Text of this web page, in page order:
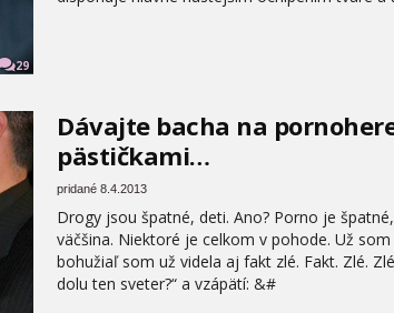
29
Dávajte bacha na
pästičkami…
pridané 8.4.2013
Drogy jsou špatné, deti. Ano? Porno je
väčšina. Niektoré je celkom v pohode. Už
bohužiaľ som už videla aj fakt zlé. Fakt. Zlé.
dolu ten sveter?“ a vzápätí: &#